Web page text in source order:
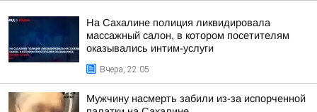
На Сахалине полиция ликвидировала
массажный салон, в котором посетителям
оказывались интим-услуги
Вчера, 22:05
Мужчину насмерть забили из-за испорченной